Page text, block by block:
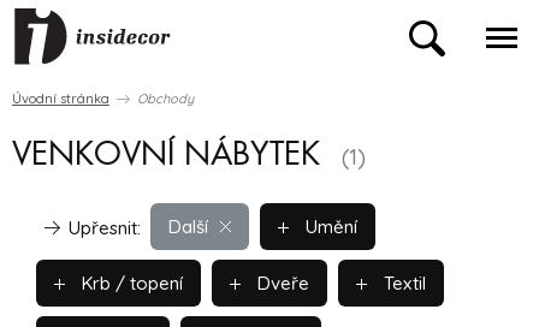
Úvodní stránka Obchody
VENKOVNÍ NÁBYTEK (1)
Další
Upřesnit: Umění
Krb / topení Dveře Textil